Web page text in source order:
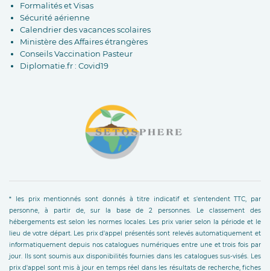
Formalités et Visas
Sécurité aérienne
Calendrier des vacances scolaires
Ministère des Affaires étrangères
Conseils Vaccination Pasteur
Diplomatie.fr : Covid19
* les prix mentionnés sont donnés à titre indicatif et s'entendent TTC, par
personne, à partir de, sur la base de 2 personnes. Le classement des
hébergements est selon les normes locales. Les prix varier selon la période et le
lieu de votre départ. Les prix d'appel présentés sont relevés automatiquement et
informatiquement depuis nos catalogues numériques entre une et trois fois par
jour. Ils sont soumis aux disponibilités fournies dans les catalogues sus-visés. Les
prix d'appel sont mis à jour en temps réel dans les résultats de recherche, fiches